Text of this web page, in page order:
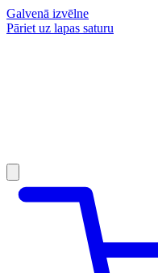
Galvenā izvēlne
Pāriet uz lapas saturu